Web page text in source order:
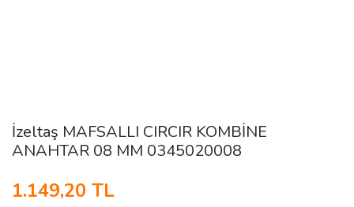
İzeltaş MAFSALLI CIRCIR KOMBİNE
ANAHTAR 08 MM 0345020008
1.149,20 TL